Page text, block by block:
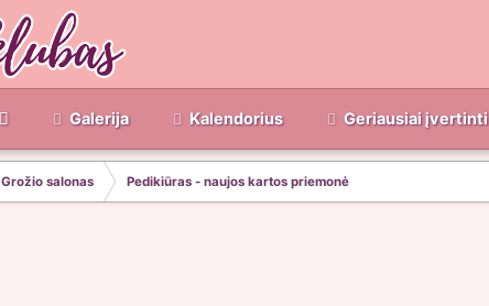
Galerija Kalendorius Geriausiai įvertinti
Grožio salonas Pedikiūras - naujos kartos priemonė